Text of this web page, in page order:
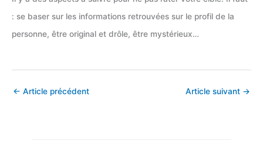
: se baser sur les informations retrouvées sur le profil de la
personne, être original et drôle, être mystérieux…
← Article précédent Article suivant →